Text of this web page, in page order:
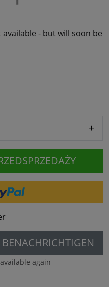
- but will soon be
+
BENACHRICHTIGEN
again